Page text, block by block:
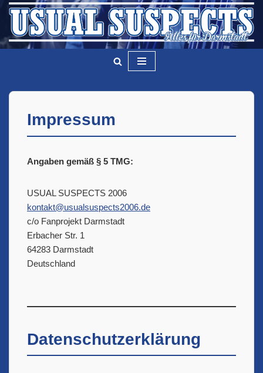
Zum
Inhalt
Impressum
Angaben gemäß § 5 TMG:
USUAL SUSPECTS 2006
kontakt@usualsuspects2006.de
c/o Fanprojekt Darmstadt
Erbacher Str. 1
64283 Darmstadt
Deutschland
Datenschutzerklärung